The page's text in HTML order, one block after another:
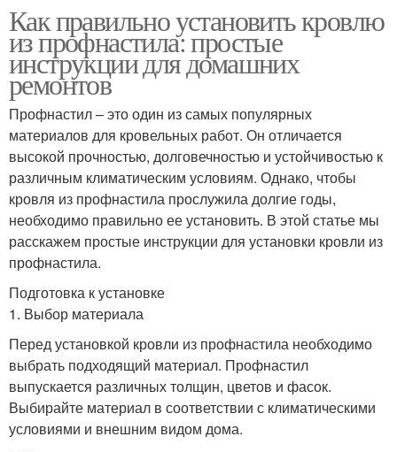
Как правильно установить кровлю
из профнастила: простые
инструкции для домашних
ремонтов
Профнастил – это один из самых популярных
материалов для кровельных работ. Он отличается
высокой прочностью, долговечностью и устойчивостью к
различным климатическим условиям. Однако, чтобы
кровля из профнастила прослужила долгие годы,
необходимо правильно ее установить. В этой статье мы
расскажем простые инструкции для установки кровли из
профнастила.
Подготовка к установке
1. Выбор материала
Перед установкой кровли из профнастила необходимо
выбрать подходящий материал. Профнастил
выпускается различных толщин, цветов и фасок.
Выбирайте материал в соответствии с климатическими
условиями и внешним видом дома.